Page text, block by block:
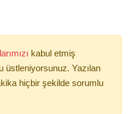
kabul etmiş
üstleniyorsunuz. Yazılan
hiçbir şekilde sorumlu